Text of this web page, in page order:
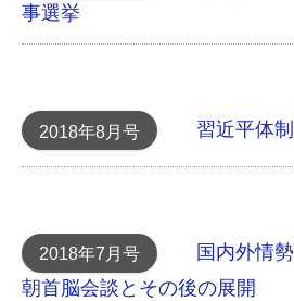
事選挙
2018年8月号 習近平体
2018年7月号 国内外情
朝首脳会談とその後の展開